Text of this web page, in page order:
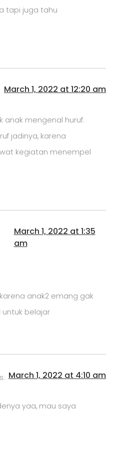
tapi juga tahu
March 1, 2022 at 12:20 am
anak mengenal huruf.
jadinya, karena
kegiatan menempel
March 1, 2022 at 1:35
am
anak2 emang gak
belajar
March 1, 2022 at 4:10 am
yaa, mau saya